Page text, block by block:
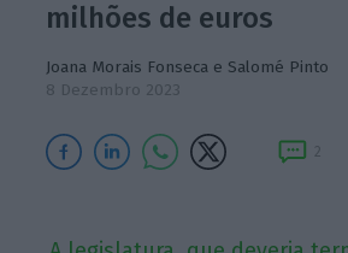
milhões de euros
Joana Morais Fonseca e Salomé Pinto
8 Dezembro 2023
2